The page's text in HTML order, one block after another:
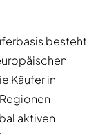
besteht
Käufer in
aktiven